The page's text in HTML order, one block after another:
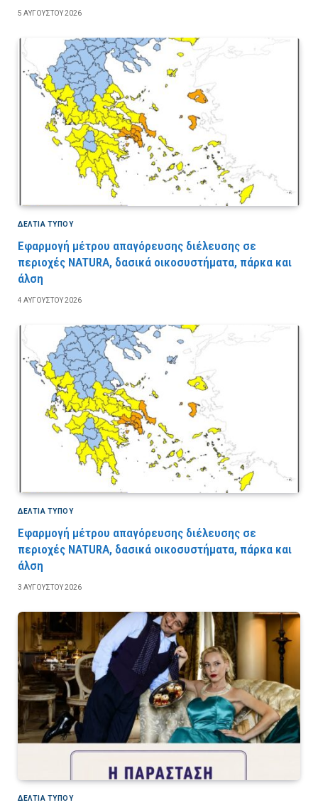
5 ΑΥΓΟΎΣΤΟΥ 2026
ΔΕΛΤΙΑ ΤΥΠΟΥ
Εφαρμογή μέτρου απαγόρευσης διέλευσης σε
περιοχές NATURA, δασικά οικοσυστήματα, πάρκα και
άλση
4 ΑΥΓΟΎΣΤΟΥ 2026
ΔΕΛΤΙΑ ΤΥΠΟΥ
Εφαρμογή μέτρου απαγόρευσης διέλευσης σε
περιοχές NATURA, δασικά οικοσυστήματα, πάρκα και
άλση
3 ΑΥΓΟΎΣΤΟΥ 2026
ΔΕΛΤΙΑ ΤΥΠΟΥ